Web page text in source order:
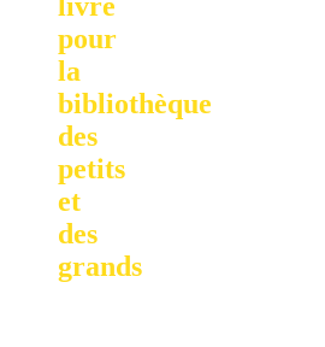
livre
pour
la
bibliothèque
des
petits
et
des
grands